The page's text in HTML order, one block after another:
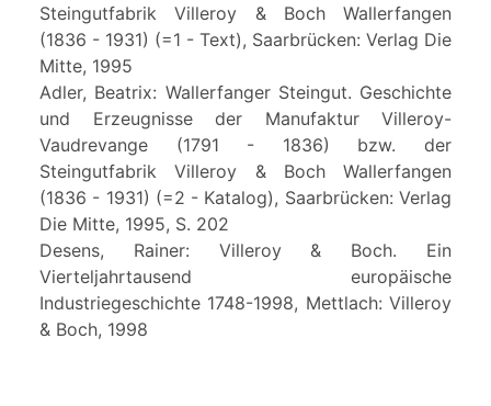
Steingutfabrik Villeroy & Boch Wallerfangen
(1836 - 1931) (=1 - Text), Saarbrücken: Verlag Die
Mitte, 1995
Adler, Beatrix: Wallerfanger Steingut. Geschichte
und Erzeugnisse der Manufaktur Villeroy-
Vaudrevange (1791 - 1836) bzw. der
Steingutfabrik Villeroy & Boch Wallerfangen
(1836 - 1931) (=2 - Katalog), Saarbrücken: Verlag
Die Mitte, 1995, S. 202
Desens, Rainer: Villeroy & Boch. Ein
Vierteljahrtausend europäische
Industriegeschichte 1748-1998, Mettlach: Villeroy
& Boch, 1998